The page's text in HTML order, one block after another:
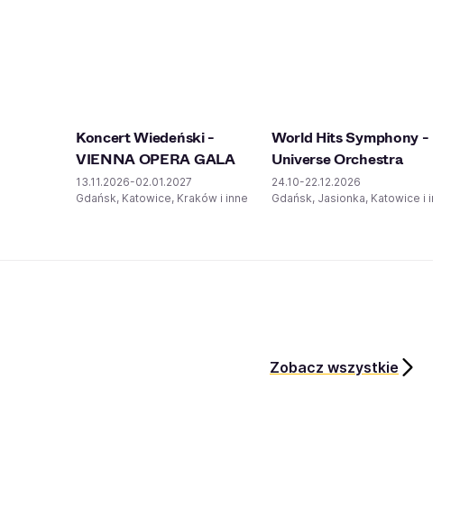
Koncert Wiedeński -
VIENNA OPERA GALA
13.11.2026-02.01.2027
Gdańsk, Katowice, Kraków i inne
World Hits Symphony -
Universe Orchestra
24.10-22.12.2026
Gdańsk, Jasionka, Katowice i inne
Zobacz wszystkie